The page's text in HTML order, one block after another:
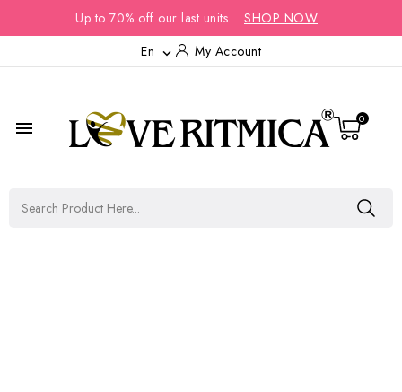
Up to 70% off our last units.
SHOP NOW
En  My Account
 0